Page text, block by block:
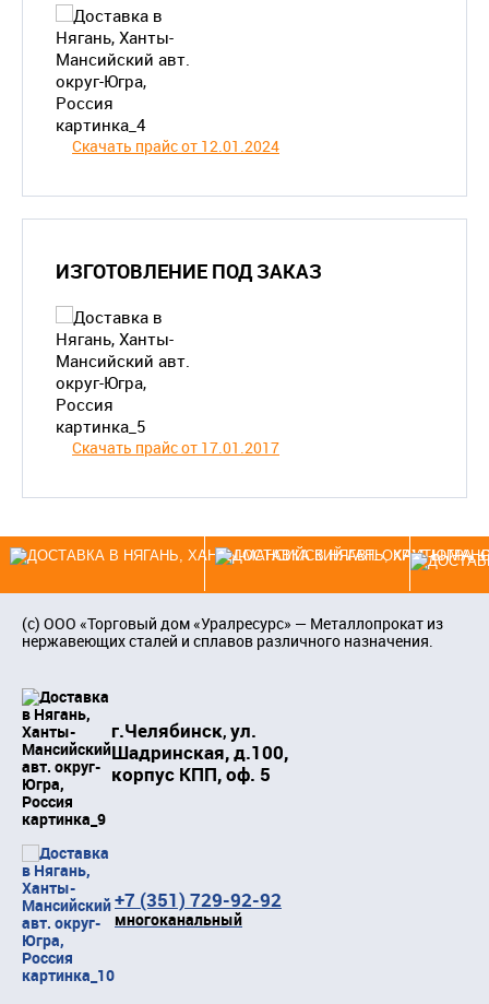
Скачать прайс от 12.01.2024
ИЗГОТОВЛЕНИЕ ПОД ЗАКАЗ
Скачать прайс от 17.01.2017
(c) ООО «Торговый дом «Уралресурс» — Металлопрокат из
нержавеющих сталей и сплавов различного назначения.
г.Челябинск, ул.
Шадринская, д.100,
корпус КПП, оф. 5
+7 (351) 729-92-92
многоканальный